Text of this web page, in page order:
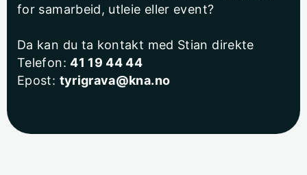
for samarbeid, utleie eller event?
Da kan du ta kontakt med Stian direkte
Telefon:41 19 44 44
Epost: tyrigrava@kna.no